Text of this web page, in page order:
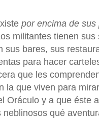
por encima de sus
militantes tienen sus
sus bares, sus
para hacer
que les
la que viven para
Oráculo y a que éste
qué